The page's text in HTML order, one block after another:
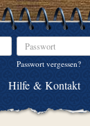
Passwort
Passwort vergessen?
Hilfe & Kontakt